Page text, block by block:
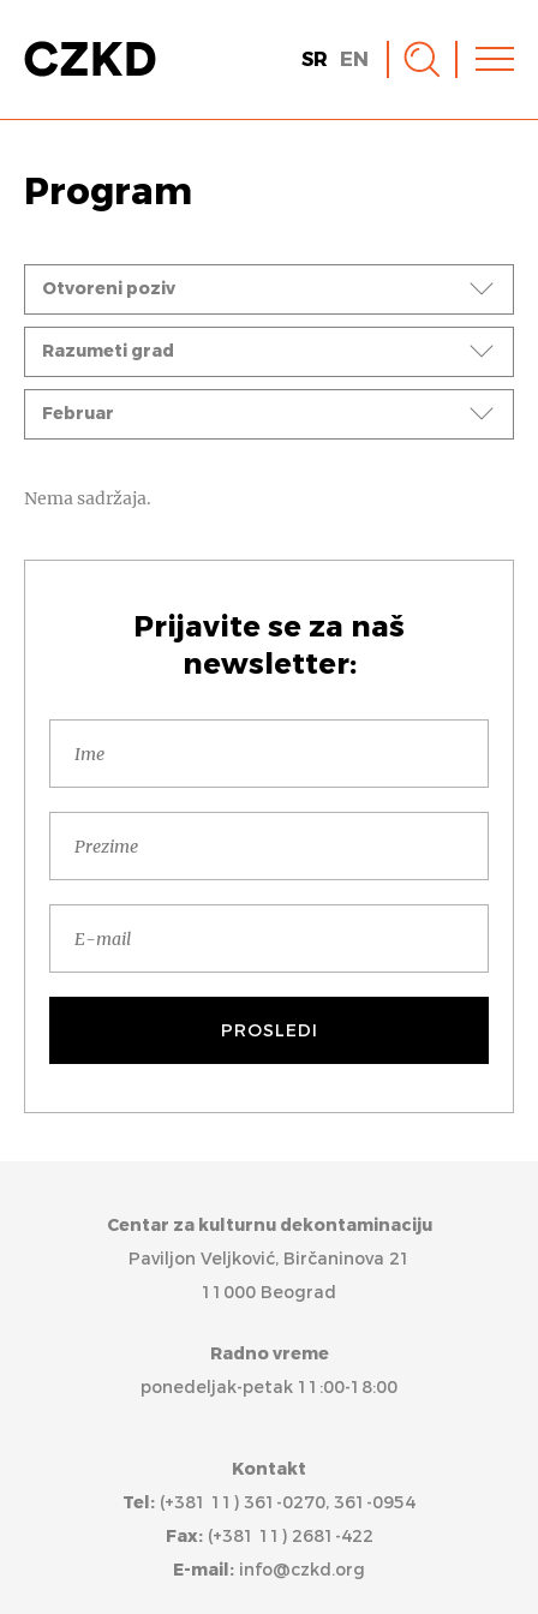
SR EN
Program
Događaji
Otvoreni poziv
Ciklusi
Razumeti grad
Mesec
Februar
Nema sadržaja.
Prijavite se za naš
newsletter:
Centar za kulturnu dekontaminaciju
Paviljon Veljković, Birčaninova 21
11000 Beograd
Radno vreme
ponedeljak-petak 11:00-18:00
Kontakt
Tel: (+381 11) 361-0270, 361-0954
Fax:(+381 11) 2681-422
E-mail: info@czkd.org